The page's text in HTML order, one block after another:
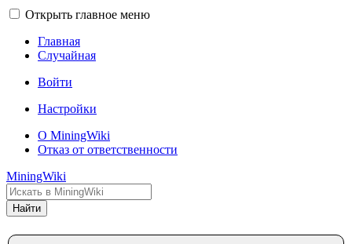
Открыть главное меню
Главная
Случайная
Войти
Настройки
О MiningWiki
Отказ от ответственности
MiningWiki
Найти